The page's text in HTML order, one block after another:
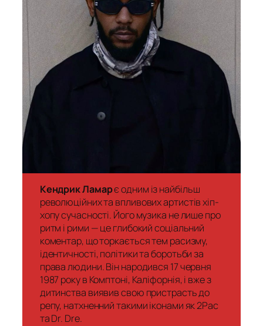
Кендрик Ламарє одним із найбільш
революційних та впливових артистів хіп-
хопу сучасності. Його музика не лише про
ритм і рими — це глибокий соціальний
коментар, що торкається тем расизму,
ідентичності, політики та боротьби за
права людини. Він народився 17 червня
1987 року в Комптоні, Каліфорнія, і вже з
дитинства виявив свою пристрасть до
репу, натхненний такими іконами як 2Pac
та Dr. Dre​.